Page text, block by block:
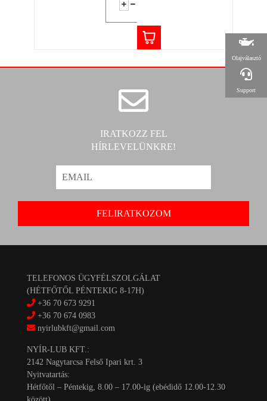
IRATKOZZ FEL
HÍRLEVELÜNKRE!
TELEFONOS ÜGYFÉLSZOLGÁLAT
(HÉTFŐTŐL PÉNTEKIG 8-17H)
+36 70 673 9291
+36 70 674 0983
nyirlubkft@gmail.com
NYÍR-LUB KFT.:
2142 Nagytarcsa Felső Ipari krt. 3
Nyitvatartás:
Hétfőtől – Péntekig, 8.00 – 17.00-ig (ebédidő 12.00-12.30
Olajválasztó
Support